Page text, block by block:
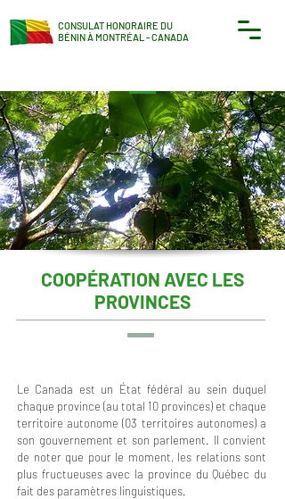
CONSULAT HONORAIRE DU
BÉNIN À MONTRÉAL - CANADA
COOPÉRATION AVEC LES
PROVINCES
Le Canada est un État fédéral au sein duquel
chaque province (au total 10 provinces) et chaque
territoire autonome (03 territoires autonomes) a
son gouvernement et son parlement. Il convient
de noter que pour le moment, les relations sont
plus fructueuses avec la province du Québec du
fait des paramètres linguistiques.